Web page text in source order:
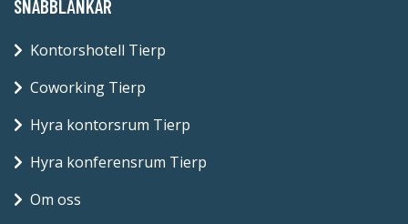
SNABBLÄNKAR
Kontorshotell Tierp
Coworking Tierp
Hyra kontorsrum Tierp
Hyra konferensrum Tierp
Om oss